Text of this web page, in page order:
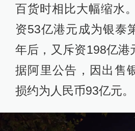
百货时相比大幅缩水
资53亿港元成为银泰
年后，又斥资198亿港
据阿里公告，因出售
损约为人民币93亿元。